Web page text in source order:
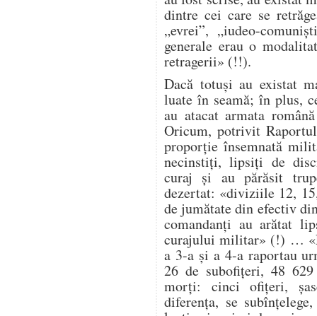
dintre cei care se
„evrei”, „iudeo-
generale erau o
retragerii» (!!).
Dacă totuși au existat
luate în seamă; în plus,
au atacat armata
Oricum, potrivit
proporție însemnată
necinstiți, lipsiți de
curaj și au părăsit
dezertat: «diviziile 12,
de jumătate din efectiv
comandanți au arătat
curajului militar» (!) …
a 3-a și a 4-a raportau
26 de subofițeri, 48
morți: cinci ofițeri,
diferența, se